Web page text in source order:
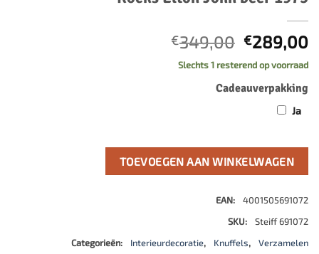
€349,00
prijs
was:
€349,00.
€289,00
Slechts 1 resterend op voorraad
Cadeauverpakking
Ja
TOEVOEGEN AAN WINKELWAGEN
EAN:
4001505691072
SKU:
Steiff 691072
Categorieën:
Interieurdecoratie, Knuffels, Verzamelen